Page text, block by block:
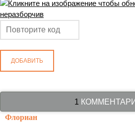
ДОБАВИТЬ
1
Флориан